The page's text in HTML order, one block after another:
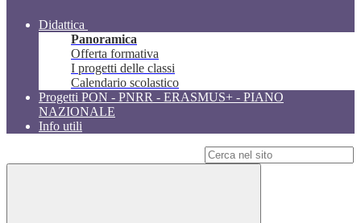
Didattica
Panoramica
Offerta formativa
I progetti delle classi
Calendario scolastico
Progetti PON - PNRR - ERASMUS+ - PIANO
NAZIONALE
Info utili